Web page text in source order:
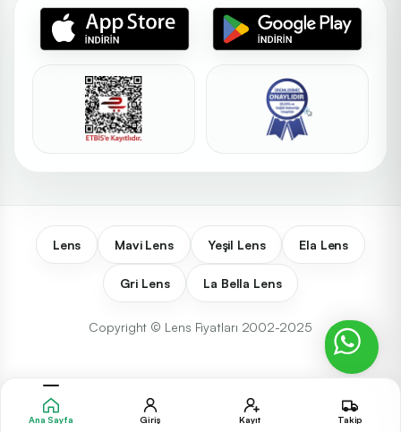
Lens Mavi Lens Yeşil Lens Ela Lens
Gri Lens La Bella Lens
Copyright © Lens Fiyatları 2002-2025
Ana Sayfa Giriş Kayıt Takip